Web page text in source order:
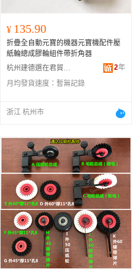
¥ 135.90
折疊全自動元寶的機器元寶機配件壓
紙輪總成膠輪組件帶折角器
杭州建德選在君貿易商行
2年
月均發貨速度： 暫無記錄
浙江 杭州市